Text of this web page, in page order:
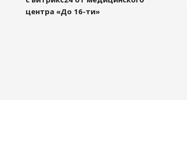
центра «До 16-ти»